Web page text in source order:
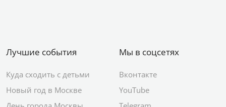
Лучшие события
Куда сходить с детьми
Новый год в Москве
Мы в соцсетях
Вконтакте
YouTube